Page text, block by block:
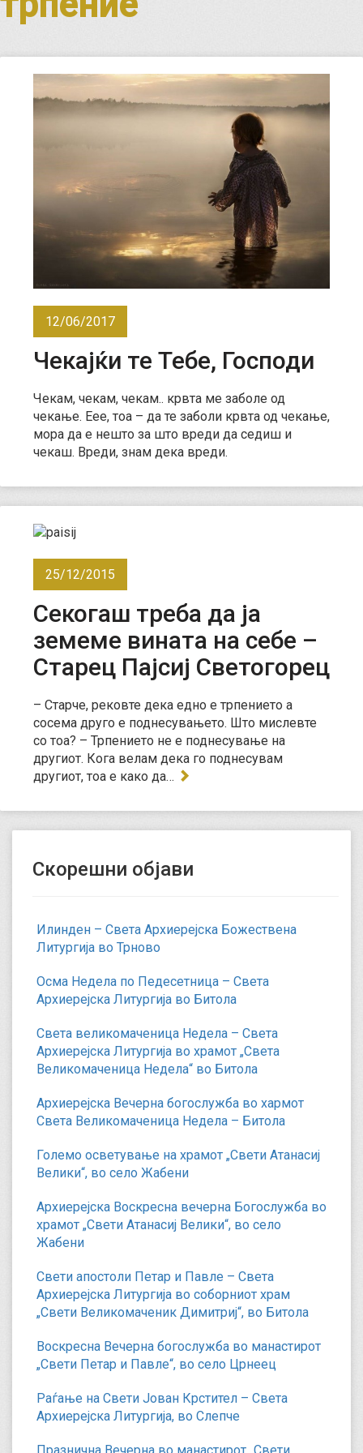
12/06/2017
Чекајќи те Тебе, Господи
Чекам, чекам, чекам.. крвта ме заболе од
чекање. Еее, тоа – да те заболи крвта од чекање,
мора да е нешто за што вреди да седиш и
чекаш. Вреди, знам дека вреди.
25/12/2015
Секогаш треба да ја
земеме вината на себе –
Старец Пајсиј Светогорец
– Старче, рековте дека едно е трпението а
сосема друго е поднесувањето. Што мислевте
со тоа? – Трпението не е поднесување на
другиот. Кога велам дека го поднесувам
другиот, тоа е како да…
Скорешни објави
Илинден – Света Архиерејска Божествена
Литургија во Трново
Осма Недела по Педесетница – Света
Архиерејска Литургија во Битола
Света великомаченица Недела – Света
Архиерејска Литургија во храмот „Света
Великомаченица Недела“ во Битола
Архиерејска Вечерна богослужба во хармот
Света Великомаченица Недела – Битола
Големо осветување на храмот „Свети Атанасиј
Велики“, во село Жабени
Архиерејска Воскресна вечерна Богослужба во
храмот „Свети Атанасиј Велики“, во село
Жабени
Свети апостоли Петар и Павле – Света
Архиерејска Литургија во соборниот храм
„Свети Великомаченик Димитриј“, во Битола
Воскресна Вечерна богослужба во манастирот
„Свети Петар и Павле“, во село Црнеец
Раѓање на Свети Јован Крстител – Света
Архиерејска Литургија, во Слепче